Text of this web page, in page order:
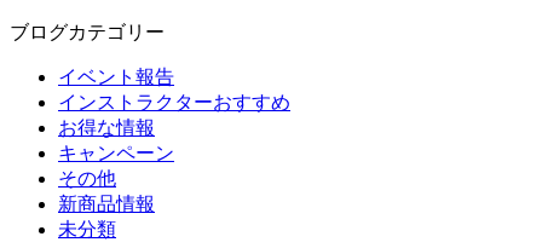
ブログカテゴリー
イベント報告
インストラクターおすすめ
お得な情報
キャンペーン
その他
新商品情報
未分類